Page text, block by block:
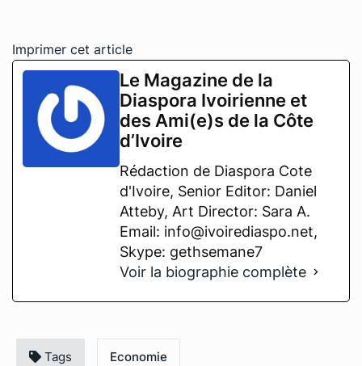
Imprimer cet article
Le Magazine de la
Diaspora Ivoirienne et
des Ami(e)s de la Côte
d’Ivoire
Rédaction de Diaspora Cote
d'Ivoire, Senior Editor: Daniel
Atteby, Art Director: Sara A.
Email: info@ivoirediaspo.net,
Skype: gethsemane7
Voir la biographie complète
Tags Economie